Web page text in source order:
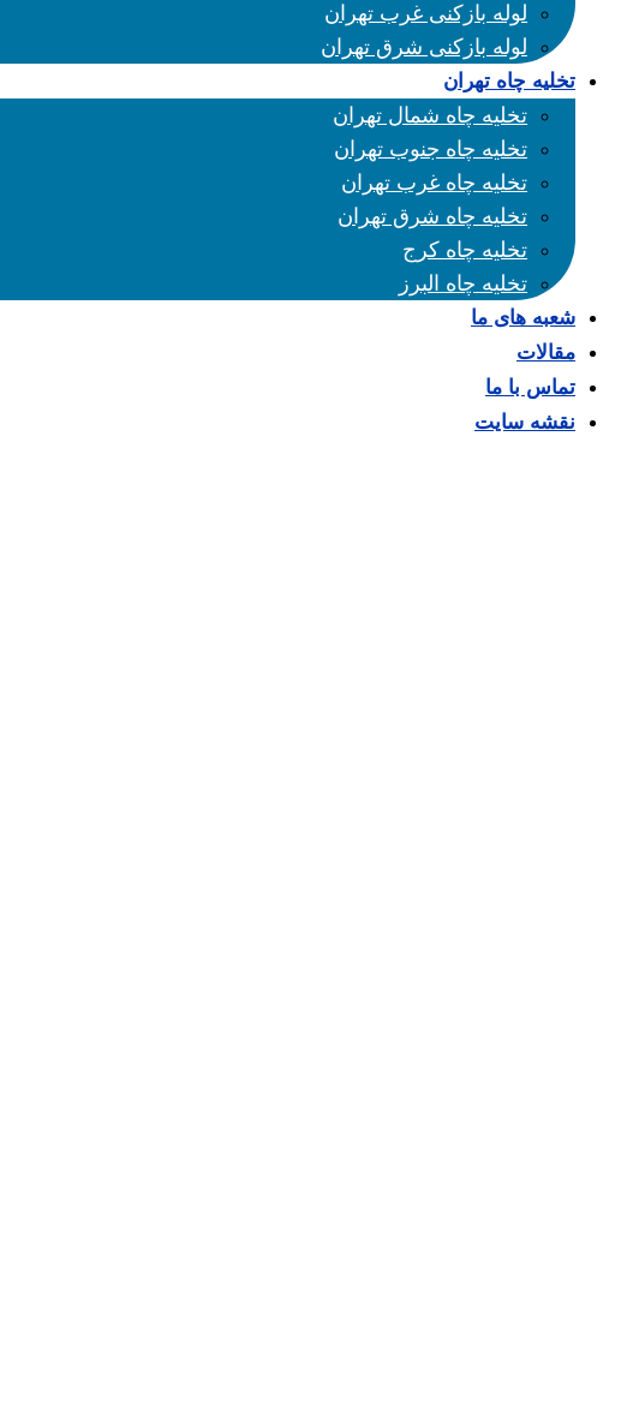
لوله بازکنی غرب تهران
لوله بازکنی شرق تهران
تخلیه چاه تهران
تخلیه چاه شمال تهران
تخلیه چاه جنوب تهران
تخلیه چاه غرب تهران
تخلیه چاه شرق تهران
تخلیه چاه کرج
تخلیه چاه البرز
شعبه های ما
مقالات
تماس با ما
نقشه سایت